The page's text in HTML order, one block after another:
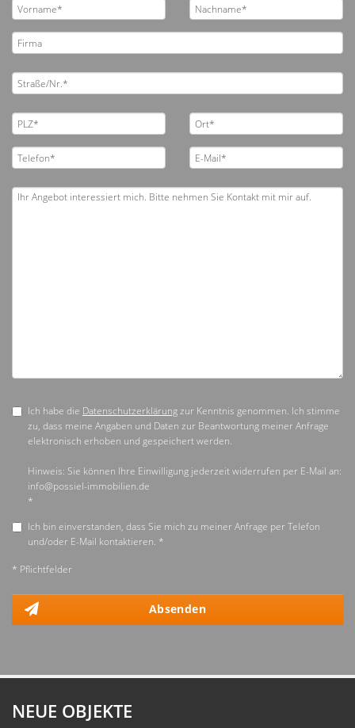
Ich habe die Datenschutzerklärungzur Kenntnis genommen. Ich stimme
zu, dass meine Angaben und Daten zur Beantwortung meiner Anfrage
elektronisch erhoben und gespeichert werden.
Hinweis: Sie können Ihre Einwilligung jederzeit widerrufen per E-Mail an:
info@possiel-immobilien.de
*
Ich bin einverstanden, dass Sie mich zu meiner Anfrage per Telefon
und/oder E-Mail kontaktieren. *
* Pflichtfelder
Absenden
NEUE OBJEKTE